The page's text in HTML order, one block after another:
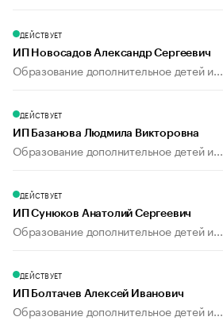
ДЕЙСТВУЕТ
ИП Новосадов Александр Сергеевич
Образование дополнительное детей и...
ДЕЙСТВУЕТ
ИП Базанова Людмила Викторовна
Образование дополнительное детей и...
ДЕЙСТВУЕТ
ИП Сунюков Анатолий Сергеевич
Образование дополнительное детей и...
ДЕЙСТВУЕТ
ИП Болтачев Алексей Иванович
Образование дополнительное детей и...